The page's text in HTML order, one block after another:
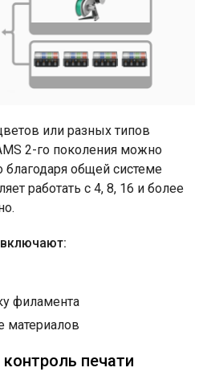
или разных типов
2-го поколения можно
благодаря общей системе
работать с 4, 8, 16 и более
филамента
материалов
печати